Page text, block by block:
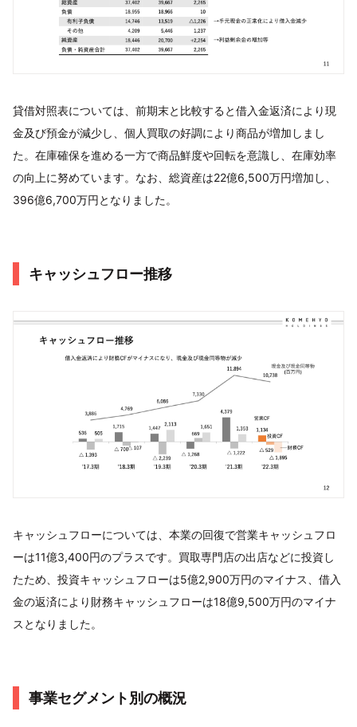
貸借対照表については、前期末と比較すると借入金返済により現
金及び預金が減少し、個人買取の好調により商品が増加しまし
た。在庫確保を進める一方で商品鮮度や回転を意識し、在庫効率
の向上に努めています。なお、総資産は22億6,500万円増加し、
396億6,700万円となりました。
キャッシュフロー推移
キャッシュフローについては、本業の回復で営業キャッシュフロ
ーは11億3,400円のプラスです。買取専門店の出店などに投資し
たため、投資キャッシュフローは5億2,900万円のマイナス、借入
金の返済により財務キャッシュフローは18億9,500万円のマイナ
スとなりました。
事業セグメント別の概況